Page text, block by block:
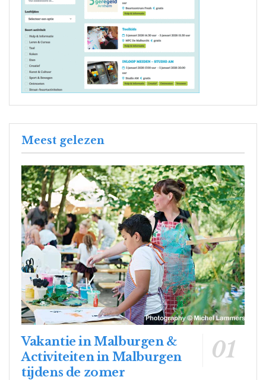
Meest gelezen
Vakantie in Malburgen &
Activiteiten in Malburgen
tijdens de zomer